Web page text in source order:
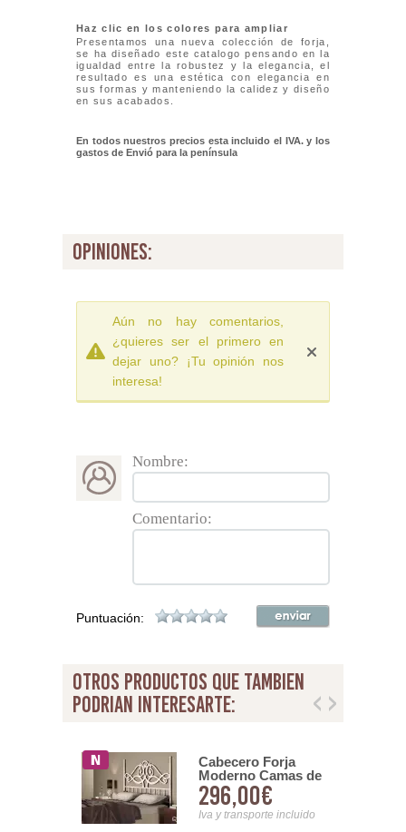
Haz clic en los colores para ampliar
Presentamos una nueva colección de forja,
se ha diseñado este catalogo pensando en la
igualdad entre la robustez y la elegancia, el
resultado es una estética con elegancia en
sus formas y manteniendo la calidez y diseño
en sus acabados.
En todos nuestros precios esta incluido el IVA. y los
gastos de Envió para la península
opiniones:
Aún no hay comentarios,
¿quieres ser el primero en
dejar uno? ¡Tu opinión nos
interesa!
Nombre:
Comentario:
Puntuación:
otros productos que tambien
podrian interesarte:
Cabecero Forja
Moderno Camas de
90 a 200 cm Serie
Nora
296,00€
Iva y transporte incluido